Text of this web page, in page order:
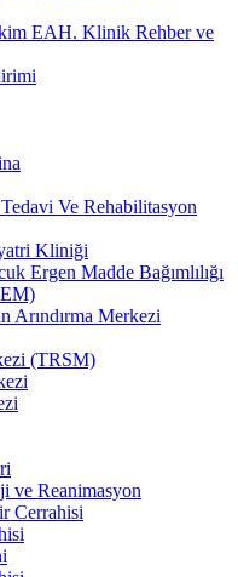
EAH. Klinik Rehber ve
Ve Rehabilitasyon
Kliniği
Ergen Madde Bağımlılığı
Arındırma Merkezi
(TRSM)
ve Reanimasyon
Cerrahisi